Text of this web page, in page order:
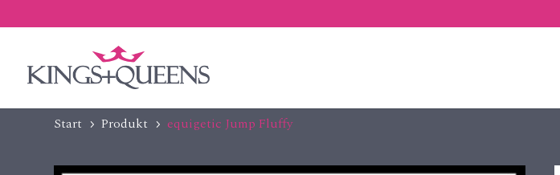
Start 5 Produkt 5 equigetic Jump Fluffy